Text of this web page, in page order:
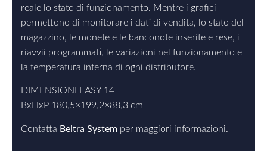
reale lo stato di funzionamento. Mentre i grafici
permettono di monitorare i dati di vendita, lo stato del
magazzino, le monete e le banconote inserite e rese, i
riavvii programmati, le variazioni nel funzionamento e
la temperatura interna di ogni distributore.
DIMENSIONI EASY 14
BxHxP 180,5×199,2×88,3 cm
Contatta Beltra System per maggiori informazioni.